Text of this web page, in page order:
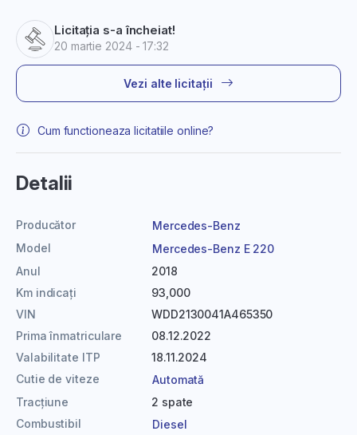
Licitația s-a încheiat!
20 martie 2024 - 17:32
Vezi alte licitații
Cum functioneaza licitatiile online?
Detalii
Producător
Mercedes-Benz
Model
Mercedes-Benz E 220
Anul
2018
Km indicați
93,000
VIN
WDD2130041A465350
Prima înmatriculare
08.12.2022
Valabilitate ITP
18.11.2024
Cutie de viteze
Automată
Tracțiune
2 spate
Combustibil
Diesel